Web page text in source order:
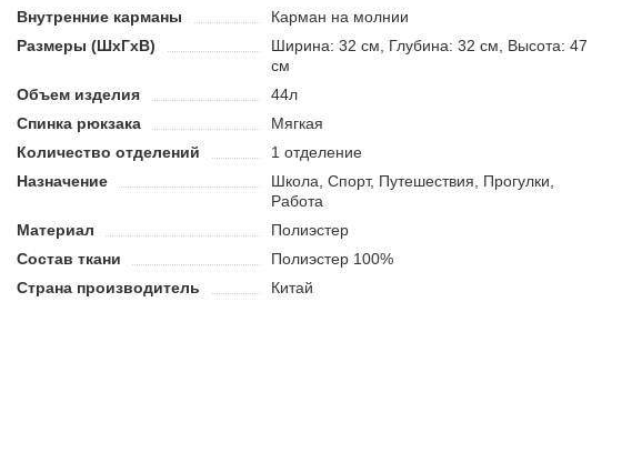
Внутренние карманы
Карман на молнии
Размеры (ШхГхВ)
Ширина: 32 см, Глубина: 32 см, Высота: 47
см
Объем изделия
44л
Спинка рюкзака
Мягкая
Количество отделений
1 отделение
Назначение
Школа, Спорт, Путешествия, Прогулки,
Работа
Материал
Полиэстер
Состав ткани
Полиэстер 100%
Страна производитель
Китай